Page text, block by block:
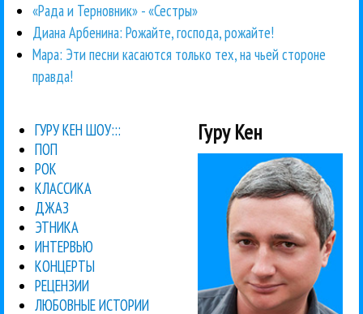
«Рада и Терновник» - «Сестры»
Диана Арбенина: Рожайте, господа, рожайте!
Мара: Эти песни касаются только тех, на чьей стороне
правда!
ГУРУ КЕН ШОУ:::
ПОП
РОК
КЛАССИКА
ДЖАЗ
ЭТНИКА
ИНТЕРВЬЮ
КОНЦЕРТЫ
РЕЦЕНЗИИ
ЛЮБОВНЫЕ ИСТОРИИ
Гуру Кен